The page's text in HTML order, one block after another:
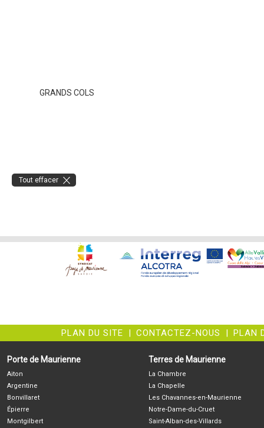
GRANDS COLS
Tout effacer
PLAN DU SITE | CONTACTEZ-NOUS | PLAN
Porte de Maurienne
Aiton
Argentine
Bonvillaret
Épierre
Montgilbert
Terres de Maurienne
La Chambre
La Chapelle
Les Chavannes-en-Maurienne
Notre-Dame-du-Cruet
Saint-Alban-des-Villards